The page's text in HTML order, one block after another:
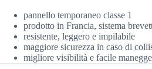
pannello temporaneo classe 1
prodotto in Francia, sistema
resistente, leggero e impilabile
maggiore sicurezza in caso di
migliore visibilità e facile